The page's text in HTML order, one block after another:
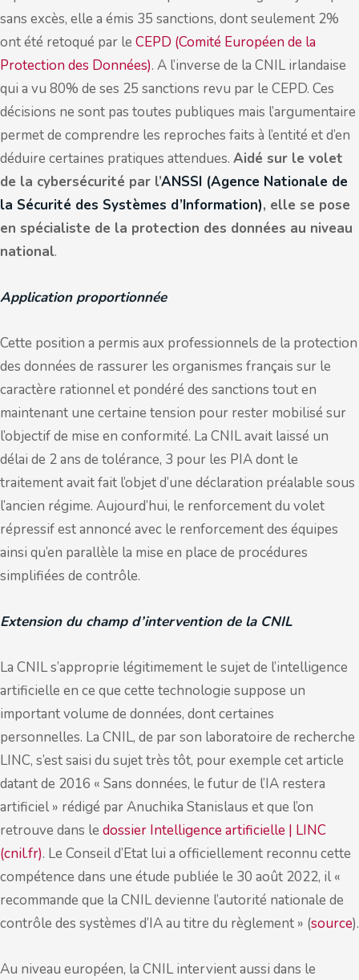
sans excès, elle a émis 35 sanctions, dont seulement 2%
ont été retoqué par le CEPD (Comité Européen de la
Protection des Données). A l’inverse de la CNIL irlandaise
qui a vu 80% de ses 25 sanctions revu par le CEPD. Ces
décisions ne sont pas toutes publiques mais l’argumentaire
permet de comprendre les reproches faits à l’entité et d’en
déduire certaines pratiques attendues. Aidé sur le volet
de la cybersécurité par l’ANSSI (Agence Nationale de
la Sécurité des Systèmes d’Information), elle se pose
en spécialiste de la protection des données au niveau
national.
Application proportionnée
Cette position a permis aux professionnels de la protection
des données de rassurer les organismes français sur le
caractère rationnel et pondéré des sanctions tout en
maintenant une certaine tension pour rester mobilisé sur
l’objectif de mise en conformité. La CNIL avait laissé un
délai de 2 ans de tolérance, 3 pour les PIA dont le
traitement avait fait l’objet d’une déclaration préalable sous
l’ancien régime. Aujourd’hui, le renforcement du volet
répressif est annoncé avec le renforcement des équipes
ainsi qu’en parallèle la mise en place de procédures
simplifiées de contrôle.
Extension du champ d’intervention de la CNIL
La CNIL s’approprie légitimement le sujet de l’intelligence
artificielle en ce que cette technologie suppose un
important volume de données, dont certaines
personnelles. La CNIL, de par son laboratoire de recherche
LINC, s’est saisi du sujet très tôt, pour exemple cet article
datant de 2016 « Sans données, le futur de l’IA restera
artificiel » rédigé par Anuchika Stanislaus et que l’on
retrouve dans le dossier Intelligence artificielle | LINC
(cnil.fr). Le Conseil d’Etat lui a officiellement reconnu cette
compétence dans une étude publiée le 30 août 2022, il «
recommande que la CNIL devienne l’autorité nationale de
contrôle des systèmes d’IA au titre du règlement » (source).
Au niveau européen, la CNIL intervient aussi dans le